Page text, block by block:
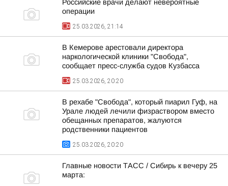
Российские врачи делают невероятные
операции
25.03.2026, 21:14
В Кемерове арестовали директора
наркологической клиники "Свобода",
сообщает пресс-служба судов Кузбасса
25.03.2026, 20:20
В рехабе "Свобода", который пиарил Гуф, на
Урале людей лечили физраствором вместо
обещанных препаратов, жалуются
родственники пациентов
25.03.2026, 20:20
Главные новости ТАСС / Сибирь к вечеру 25
марта: